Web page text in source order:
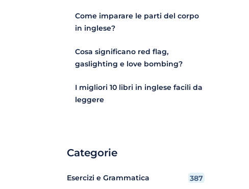
Come imparare le parti del corpo
in inglese?
Cosa significano red flag,
gaslighting e love bombing?
I migliori 10 libri in inglese facili da
leggere
Categorie
Esercizi e Grammatica 387